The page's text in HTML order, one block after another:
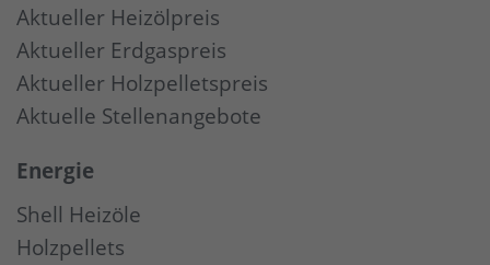
Aktueller Heizölpreis
Aktueller Erdgaspreis
Aktueller Holzpelletspreis
Aktuelle Stellenangebote
Energie
Shell Heizöle
Holzpellets